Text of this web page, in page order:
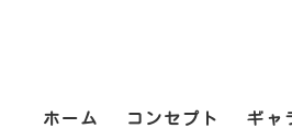
ホーム コンセプト ギャ